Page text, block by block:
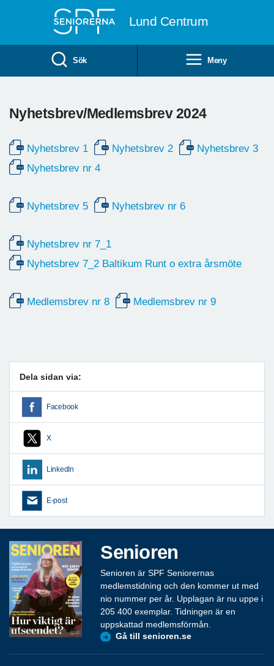
Lund Centrum
Sök Meny
Nyhetsbrev/Medlemsbrev 2024
Nyhetsbrev 1 Nyhetsbrev 2
Nyhetsbrev 3
Nyhetsbrev nr 4
Nyhetsbrev 5 Nyhetsbrev nr 6
Nyhetsbrev nr 7_1
Nyhetsbrev 7_2 Baltikum Runt o extra årsmöte
Medlemsbrev nr 8 Medlemsbrev nr 9
Dela sidan via:
Facebook
X
LinkedIn
E-post
Senioren
Senioren är SPF Seniorernas
medlemstidning och den kommer ut med
nio nummer per år. Upplagan är nu uppe i
205 400 exemplar. Tidningen är en
uppskattad medlemsförmån.
Gå till senioren.se